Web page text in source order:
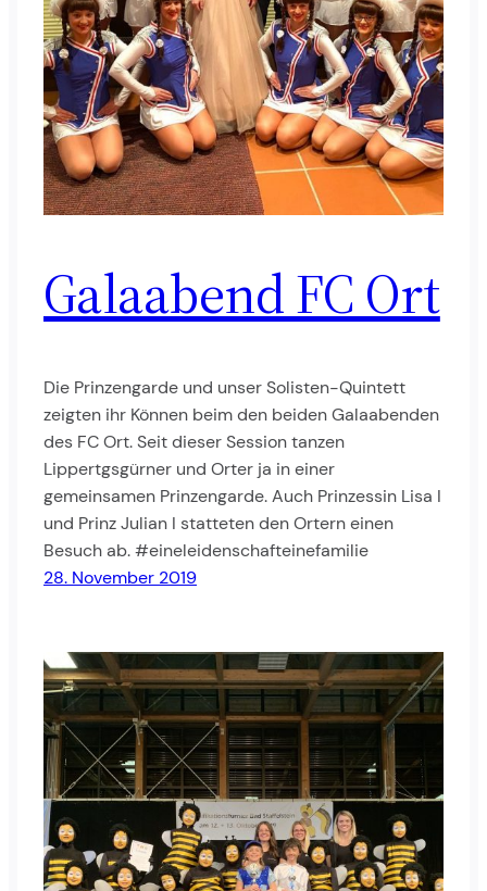
Galaabend FC Ort
Die Prinzengarde und unser Solisten-Quintett
zeigten ihr Können beim den beiden Galaabenden
des FC Ort. Seit dieser Session tanzen
Lippertgsgürner und Orter ja in einer
gemeinsamen Prinzengarde. Auch Prinzessin Lisa I
und Prinz Julian I statteten den Ortern einen
Besuch ab. #eineleidenschafteinefamilie
28. November 2019